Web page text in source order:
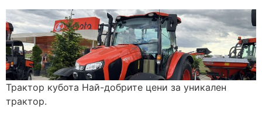
Трактор кубота Най-добрите цени за уникален
трактор.